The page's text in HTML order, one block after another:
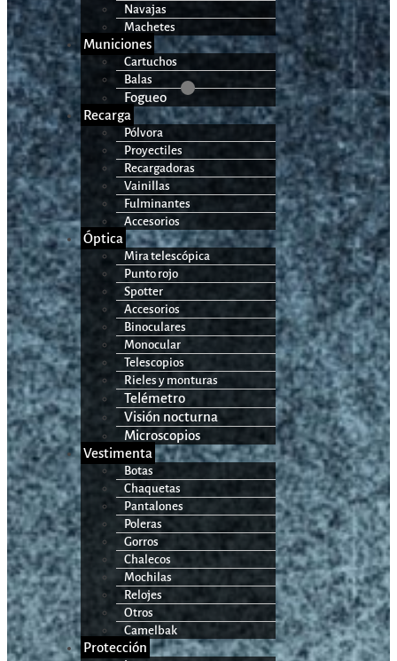
Navajas
Machetes
Municiones
Cartuchos
Balas
Fogueo
Recarga
Pólvora
Proyectiles
Recargadoras
Vainillas
Fulminantes
Accesorios
Óptica
Mira telescópica
Punto rojo
Spotter
Accesorios
Binoculares
Monocular
Telescopios
Rieles y monturas
Telémetro
Visión nocturna
Microscopios
Vestimenta
Botas
Chaquetas
Pantalones
Poleras
Gorros
Chalecos
Mochilas
Relojes
Otros
Camelbak
Protección